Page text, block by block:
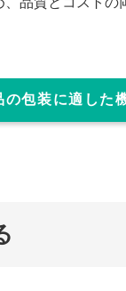
の包装に適した